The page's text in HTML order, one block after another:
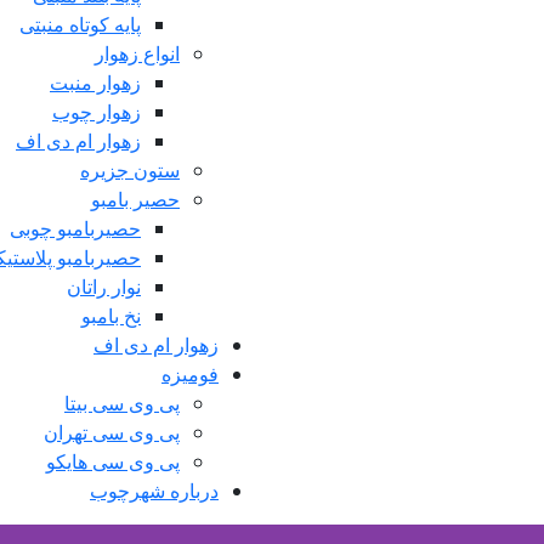
پایه کوتاه منبتی
انواع زهوار
زهوار منبت
زهوار چوب
زهوار ام دی اف
ستون جزیره
حصیر بامبو
حصیربامبو چوبی
حصیربامبو
نوار راتان
نخ بامبو
زهوار ام دی اف
فومیزه
پی وی سی بیتا
پی وی سی تهران
پی وی سی هایکو
درباره شهرچوب